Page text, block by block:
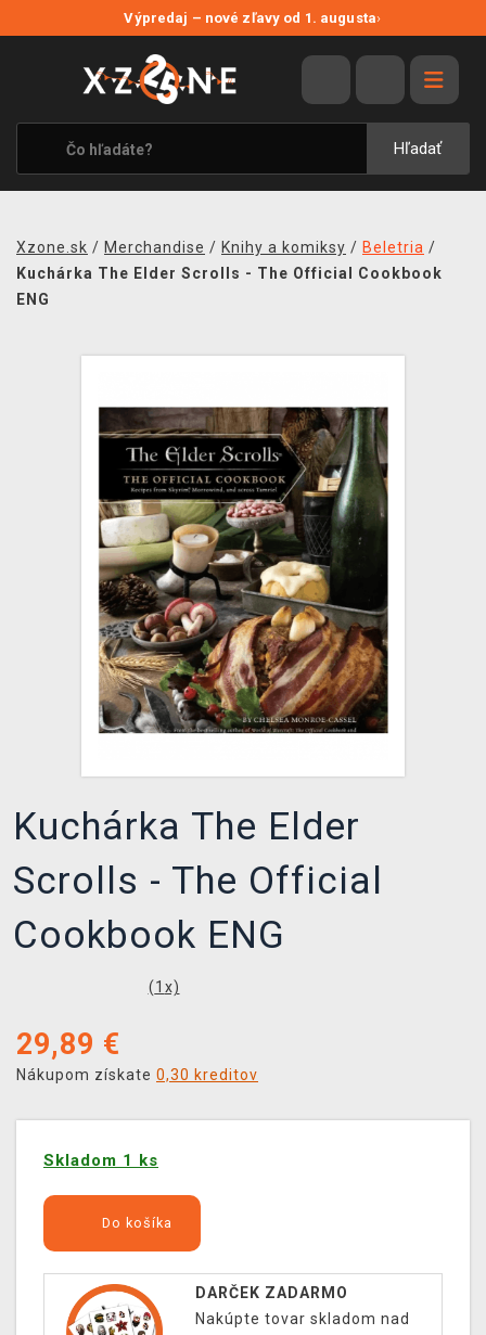
Výpredaj – nové zľavy od 1. augusta›
Hľadať
VÝPREDAJ
VIDEOHRY
XZONE ORIGINALS
TEMATIKY
MERCHANDISE
KONTAKT
XZONE KLUB
Xzone.sk / Merchandise / Knihy a komiksy / Beletria /
Kuchárka The Elder Scrolls - The Official Cookbook
ENG
Kuchárka The Elder
Scrolls - The Official
Cookbook ENG
(1 x)
29,89 €
Nákupom získate 0,30 kreditov
Skladom 1 ks
Do košíka
DARČEK ZADARMO
Nakúpte tovar skladom nad